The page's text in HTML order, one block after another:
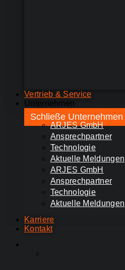
Vertrieb & Service
Unternehmen
Schließe Unternehmen
ARJES GmbH
Ansprechpartner
Technologie
Aktuelle Meldungen
ARJES GmbH
Ansprechpartner
Technologie
Aktuelle Meldungen
Karriere
Kontakt